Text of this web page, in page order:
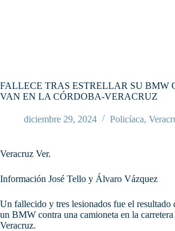
FALLECE TRAS ESTRELLAR SU BMW
VAN EN LA CÓRDOBA-VERACRUZ
diciembre 29, 2024 Policíaca,
Veracruz Ver.
Información José Tello y Álvaro Vázquez
Un fallecido y tres lesionados fue el resultado
un BMW contra una camioneta en la
Veracruz.